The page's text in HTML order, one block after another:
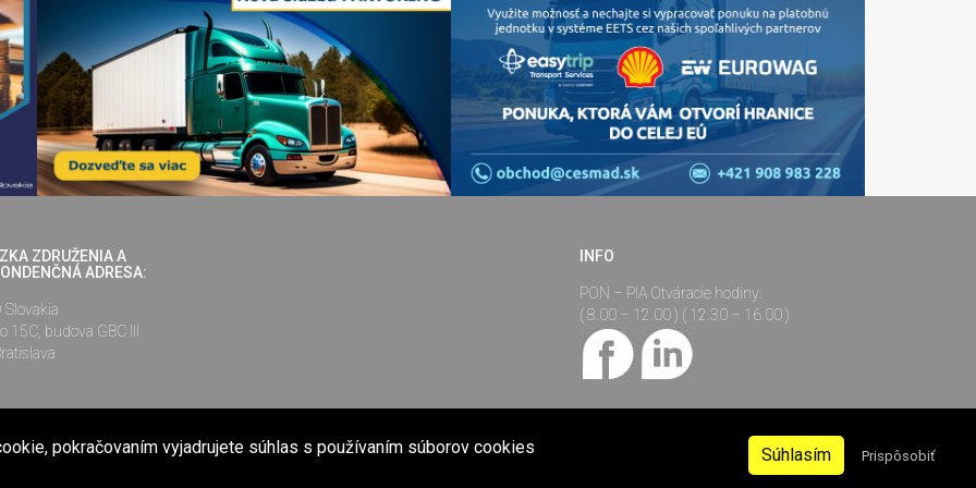
ZDRUŽENIA A
ADRESA:
Slovakia
15C, budova GBC III
INFO
PON – PIA Otváracie hodiny:
( 8.00 – 12.00 ) ( 12.30 – 16.00 )
Created by:CREBISO
pokračovaním vyjadrujete súhlas s používaním súborov cookies
Súhlasím Prispôsobiť